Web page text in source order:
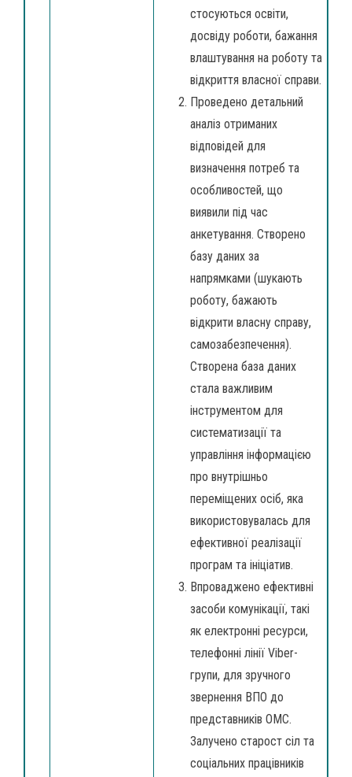
стосуються освіти,
досвіду роботи, бажання
влаштування на роботу та
відкриття власної справи.
Проведено детальний
аналіз отриманих
відповідей для
визначення потреб та
особливостей, що
виявили під час
анкетування. Створено
базу даних за
напрямками (шукають
роботу, бажають
відкрити власну справу,
самозабезпечення).
Створена база даних
стала важливим
інструментом для
систематизації та
управління інформацією
про внутрішньо
переміщених осіб, яка
використовувалась для
ефективної реалізації
програм та ініціатив.
Впроваджено ефективні
засоби комунікації, такі
як електронні ресурси,
телефонні лінії Viber-
групи, для зручного
звернення ВПО до
представників ОМС.
Залучено старост сіл та
соціальних працівників